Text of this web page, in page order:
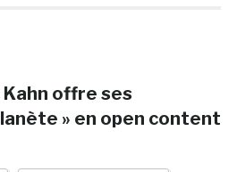
offre ses
» en open content